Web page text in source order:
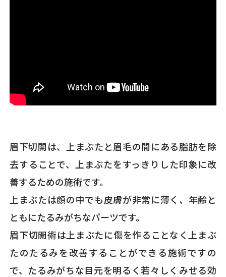
眉下切開は、上まぶたと眉毛の間にある脂肪を除
去することで、上まぶたをすっきりした印象に改
善するための施術です。
上まぶたは顔の中でも皮膚が非常に薄く、年齢と
ともにたるみがちなパーツです。
眉下切開術は上まぶたに傷を作ることなく上まぶ
たのたるみを改善することができる施術ですの
で、たるみがちな目元を明るく若々しくみせる効